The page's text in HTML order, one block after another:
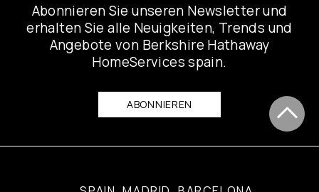
Abonnieren Sie unseren Newsletter und
erhalten Sie alle Neuigkeiten, Trends und
Angebote von Berkshire Hathaway
HomeServices spain.
ABONNIEREN